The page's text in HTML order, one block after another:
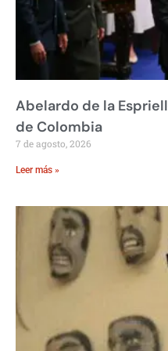
Abelardo de la
de Colombia
7 de agosto, 2026
Leer más »